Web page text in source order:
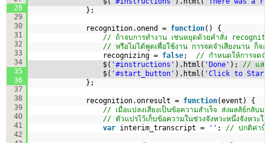
28
29
30
31
32
33
34
35
36
37
38
39
40
41
42
};
recognition.onend = function() {
// ถ้าจบการทำงาน เช่นหยุดด้วยคำสั่ง
// หรือไม่ได้พูดเพื่อใช้งาน การจดจำเสียงนาน ก็จะห
recognizing = false; // กำหนดให้การจดจำ
$( '#instructions' ).html( 'Done' ); // แสดง
$( '#start_button' ).html( 'Click to
};
recognition.onresult = function(event) {
// เมื่อแปลงเสียงเป็นข้อความสำเร็จ ส่งผลลัธ์กลับมา
// ตัวแปรไว้เก็บข้อความในช่วงจังหวะหนึ่งจังหวะใ
var interim_transcript = '' ; // ปกติค่านี้ไ